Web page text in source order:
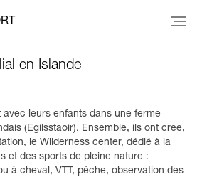
en Islande
avec leurs enfants dans une ferme
(Egilsstaoir). Ensemble, ils ont créé,
le Wilderness center, dédié à la
et des sports de pleine nature :
à cheval, VTT, pêche, observation des